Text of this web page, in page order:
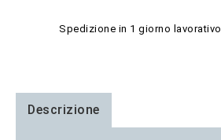
Spedizione in 1 giorno lavorativo
Descrizione